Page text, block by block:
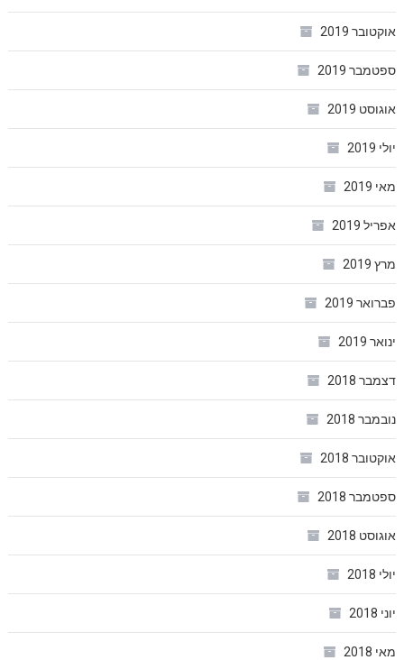
אוקטובר 2019
ספטמבר 2019
אוגוסט 2019
יולי 2019
מאי 2019
אפריל 2019
מרץ 2019
פברואר 2019
ינואר 2019
דצמבר 2018
נובמבר 2018
אוקטובר 2018
ספטמבר 2018
אוגוסט 2018
יולי 2018
יוני 2018
מאי 2018